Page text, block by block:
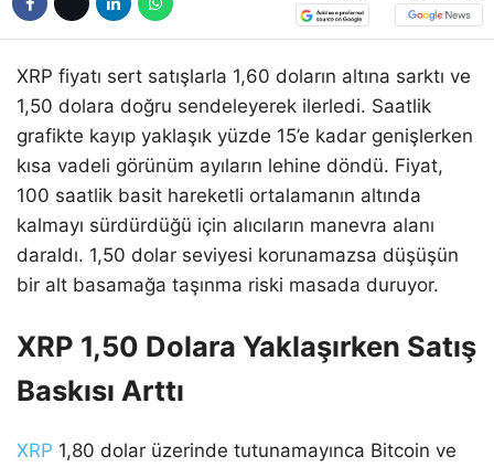
XRP fiyatı sert satışlarla 1,60 doların altına sarktı ve
1,50 dolara doğru sendeleyerek ilerledi. Saatlik
grafikte kayıp yaklaşık yüzde 15’e kadar genişlerken
kısa vadeli görünüm ayıların lehine döndü. Fiyat,
100 saatlik basit hareketli ortalamanın altında
kalmayı sürdürdüğü için alıcıların manevra alanı
daraldı. 1,50 dolar seviyesi korunamazsa düşüşün
bir alt basamağa taşınma riski masada duruyor.
XRP 1,50 Dolara Yaklaşırken Satış
Baskısı Arttı
XRP 1,80 dolar üzerinde tutunamayınca Bitcoin ve